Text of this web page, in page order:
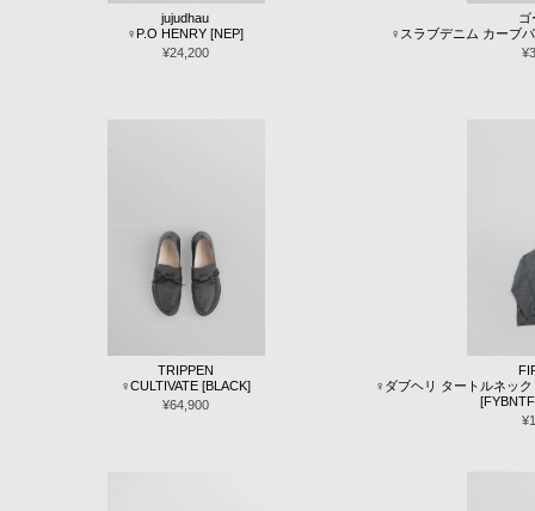
jujudhau
♀P.O HENRY [NEP]
¥24,200
ゴ
♀スラブデニム カーブ
TRIPPEN
♀CULTIVATE [BLACK]
¥64,900
♀ダブヘリ タートルネッ